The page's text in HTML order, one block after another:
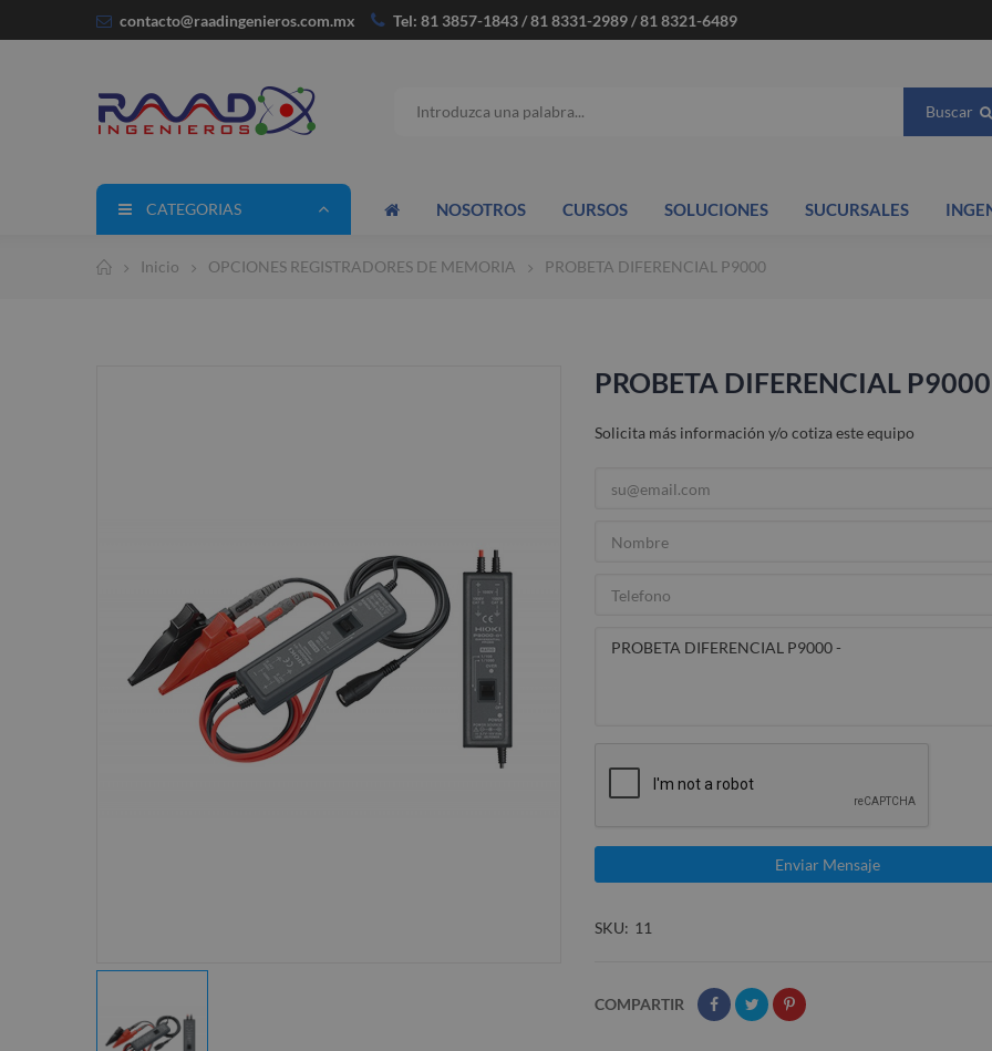
contacto@raadingenieros.com.mx Tel: 81 3857-1843 / 81 8331-2989 / 81 8321-6489
Buscar
CATEGORIAS NOSOTROS CURSOS SOLUCIONES SUCURSALES
Inicio OPCIONES REGISTRADORES DE MEMORIA PROBETA DIFERENCIAL P9000
PROBETA DIFERENCIAL P9000
Solicita más información y/o cotiza este equipo
SKU 11
COMPARTIR